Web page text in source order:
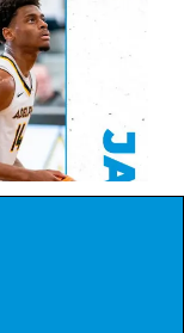
med